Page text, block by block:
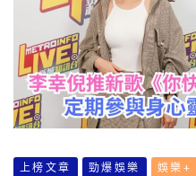
上榜文章 勁爆娛樂 娛樂+